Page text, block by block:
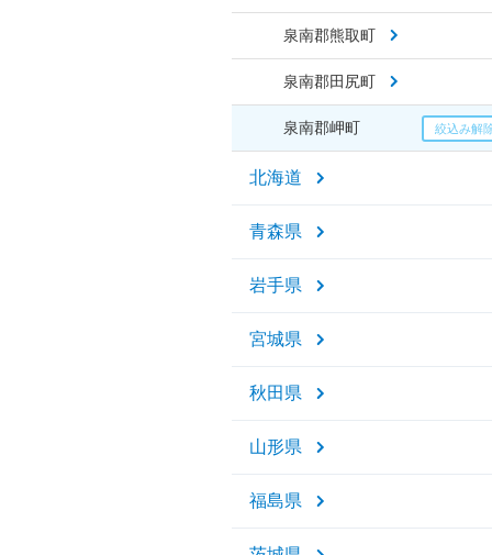
泉南郡熊取町
泉南郡田尻町
泉南郡岬町
北海道
青森県
岩手県
宮城県
秋田県
山形県
福島県